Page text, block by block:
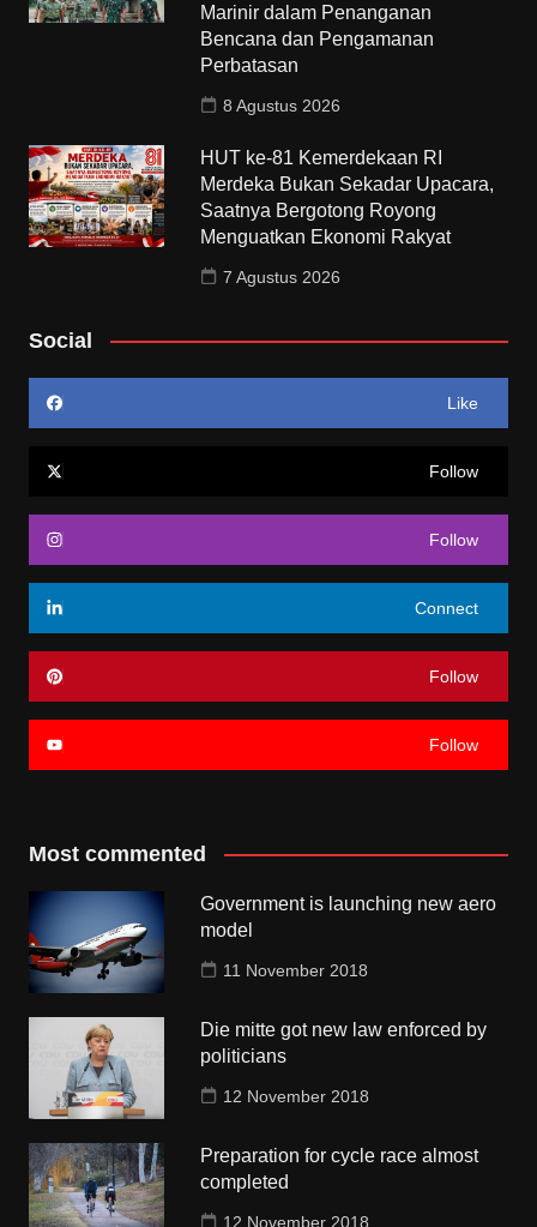
Marinir dalam Penanganan
Bencana dan Pengamanan
Perbatasan
8 Agustus 2026
HUT ke-81 Kemerdekaan RI
Merdeka Bukan Sekadar Upacara,
Saatnya Bergotong Royong
Menguatkan Ekonomi Rakyat
7 Agustus 2026
Social
Like
Follow
Follow
Connect
Follow
Follow
Most commented
Government is launching new aero
model
11 November 2018
Die mitte got new law enforced by
politicians
12 November 2018
Preparation for cycle race almost
completed
12 November 2018